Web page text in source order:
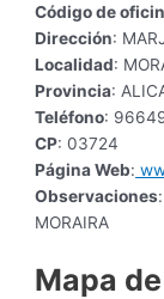
Código de
Dirección:
Localidad:
Provincia:
Teléfono:
CP: 03724
Página Web:
Observaciones:
MORAIRA
Mapa